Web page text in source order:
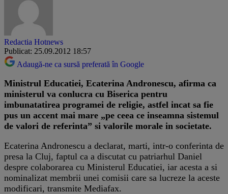
Redactia Hotnews
Publicat: 25.09.2012 18:57
Adaugă-ne ca sursă preferată în Google
Ministrul Educatiei, Ecaterina Andronescu, afirma ca
ministerul va conlucra cu Biserica pentru
imbunatatirea programei de religie, astfel incat sa fie
pus un accent mai mare „pe ceea ce inseamna sistemul
de valori de referinta” si valorile morale in societate.
Ecaterina Andronescu a declarat, marti, intr-o conferinta de
presa la Cluj, faptul ca a discutat cu patriarhul Daniel
despre colaborarea cu Ministerul Educatiei, iar acesta a si
nominalizat membrii unei comisii care sa lucreze la aceste
modificari, transmite Mediafax.